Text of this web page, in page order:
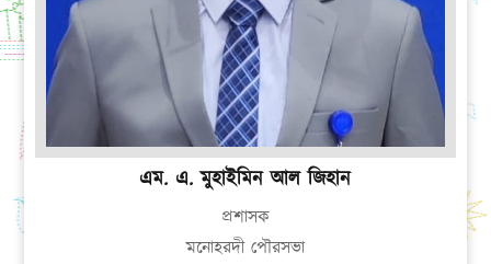
এম. এ. মুহাইমিন আল জিহান
প্রশাসক
মনোহরদী পৌরসভা